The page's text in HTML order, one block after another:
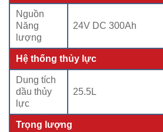
Nguồn
Năng
lượng
24V DC 300Ah
Hệ thống thủy lực
Dung tích
dầu thủy
lực
25.5L
Trọng lượng